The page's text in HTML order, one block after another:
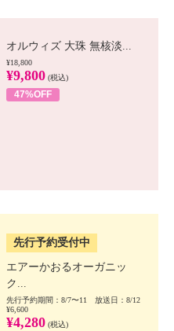
オルウィズ 大珠 無核淡...
¥18,800
¥9,800 (税込)
47%OFF
先行予約受付中
エアーかおるオーガニッ
ク...
先行予約期間：8/7〜11 放送日：8/12
¥6,600
¥4,280 (税込)